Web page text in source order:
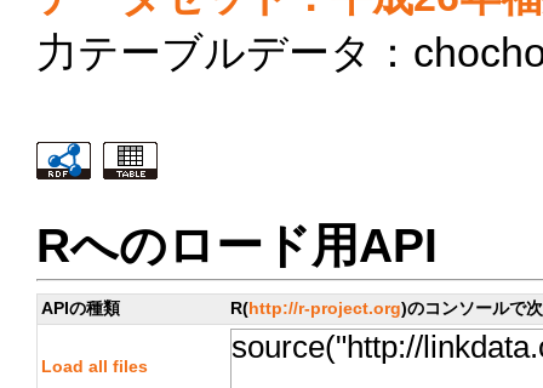
力テーブルデータ：
Rへのロード用API
APIの種類 R(http://r-project.org)のコンソールで
Load all files